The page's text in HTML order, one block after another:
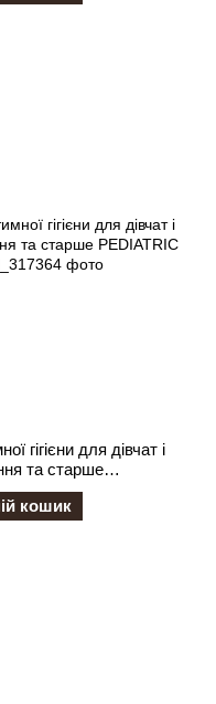
гігієни для дівчат і
та старше
кошик